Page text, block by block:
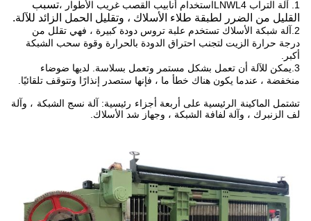
استخدام أنابيب القصب غريب الأطوار ، تسبب
القليل من الضرر لطبقة طلاء الأسلاك ، وتقليل الحمل الزائد للآلة.
2.آلة شبكة الأسلاك تستخدم علبة تروس دودة كبيرة ، فهي تقلل من
درجة حرارة الزيت لتجنب احتراق الدودة بالحرارة وقوة سحب الشبكة
أكبر.
3.يمكن للآلة أن تعمل بشكل مستمر وتعمل بسلاسة. لديها ضوضاء
منخفضة ، عندما يكون هناك خطأ ما ، فإنها ستصدر إنذارًا وتتوقف تلقائيًا.
تشتمل الماكينة الرئيسية على أربعة أجزاء رئيسية: آلة نسج الشبكة ، وآلة
لف الزنبرك ، وآلة لفافة الشبكة ، وجهاز شد الأسلاك.